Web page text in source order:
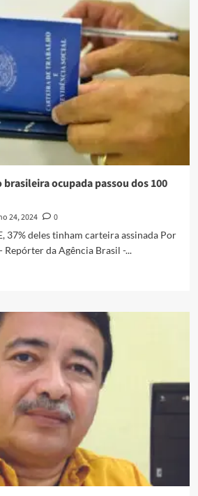
ocupada passou dos 100
24, 2024
0
37% deles tinham carteira assinada Por
da Agência Brasil -...